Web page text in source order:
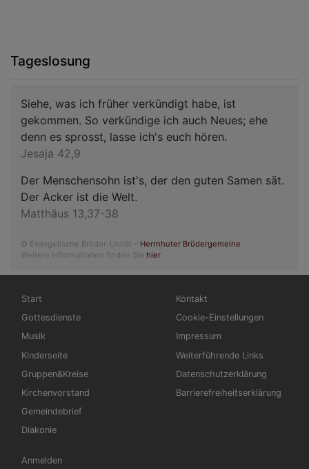
Tageslosung
Siehe, was ich früher verkündigt habe, ist
gekommen. So verkündige ich auch Neues; ehe
denn es sprosst, lasse ich's euch hören.
Jesaja 42,9
Der Menschensohn ist's, der den guten Samen sät.
Der Acker ist die Welt.
Matthäus 13,37-38
© Evangelische Brüder-Unität – Herrnhuter Brüdergemeine
Weitere Informationen finden Sie hier .
Hauptnavigation
Start
Gottesdienste
Musik
Kinderseite
Gruppen&Kreise
Kirchenvorstand
Gemeindebrief
Diakonie
Fußbereichsmenü
Kontakt
Cookie-Einstellungen
Impressum
Weiterführende Links
Datenschutzerklärung
Barrierefreiheitserklärung
Benutzermenü
Anmelden